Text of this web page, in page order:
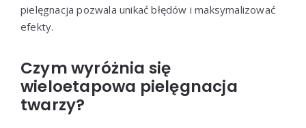
pielęgnacja pozwala unikać błędów i maksymalizować
efekty.
Czym wyróżnia się
wieloetapowa pielęgnacja
twarzy?